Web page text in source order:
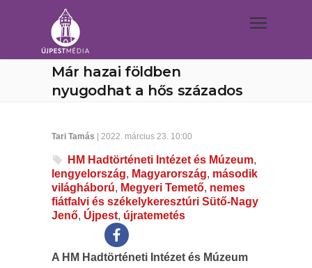
Már hazai földben
nyugodhat a hős százados
Tari Tamás | 2022. március 23. 10:00
HM Hadtörténeti Intézet és Múzeum,
lengyelország, Magyarország, második
világháború, Megyeri Temető, nemes
fiátfalvi és székelykeresztúri Sütő-Nagy
Jenő, Újpest, újratemetés
A HM Hadtörténeti Intézet és Múzeum